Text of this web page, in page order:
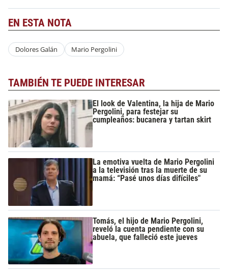
EN ESTA NOTA
Dolores Galán Mario Pergolini
TAMBIÉN TE PUEDE INTERESAR
El look de Valentina, la hija de Mario
Pergolini, para festejar su
cumpleaños: bucanera y tartan skirt
La emotiva vuelta de Mario Pergolini
a la televisión tras la muerte de su
mamá: “Pasé unos días difíciles"
Tomás, el hijo de Mario Pergolini,
reveló la cuenta pendiente con su
abuela, que falleció este jueves